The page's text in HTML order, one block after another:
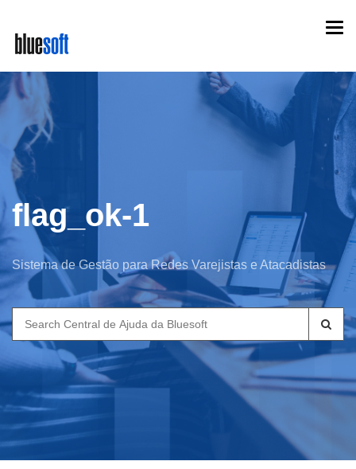
main
content
flag_ok-1
Sistema de Gestão para Redes Varejistas e Atacadistas
Search
for: